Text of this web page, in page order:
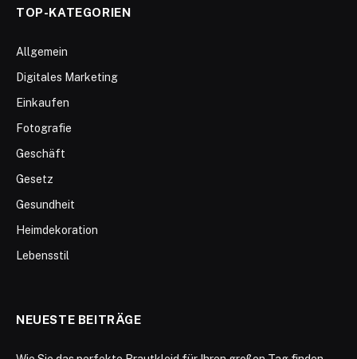
TOP-KATEGORIEN
Allgemein
Digitales Marketing
Einkaufen
Fotografie
Geschäft
Gesetz
Gesundheit
Heimdekoration
Lebensstil
NEUESTE BEITRÄGE